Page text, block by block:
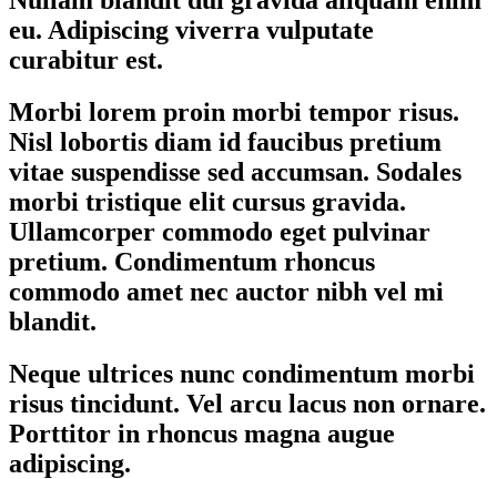
eu. Adipiscing viverra vulputate
curabitur est.
Morbi lorem proin morbi tempor risus.
Nisl lobortis diam id faucibus pretium
vitae suspendisse sed accumsan. Sodales
morbi tristique elit cursus gravida.
Ullamcorper commodo eget pulvinar
pretium. Condimentum rhoncus
commodo amet nec auctor nibh vel mi
blandit.
Neque ultrices nunc condimentum morbi
risus tincidunt. Vel arcu lacus non ornare.
Porttitor in rhoncus magna augue
adipiscing.